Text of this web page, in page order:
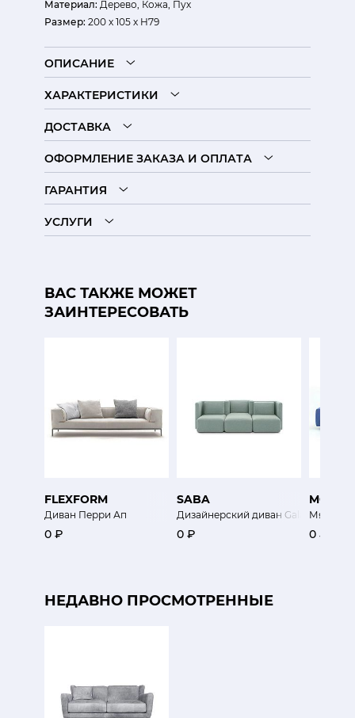
Материал: Дерево, Кожа, Пух
Размер: 200 x 105 х H79
ОПИСАНИЕ
ХАРАКТЕРИСТИКИ
ДОСТАВКА
ОФОРМЛЕНИЕ ЗАКАЗА И ОПЛАТА
ГАРАНТИЯ
УСЛУГИ
ВАС ТАКЖЕ МОЖЕТ
ЗАИНТЕРЕСОВАТЬ
FLEXFORM
Диван Перри Ап
0 ₽
SABA
Дизайнерский диван Gala
0 ₽
Мягкий
0 ₽
НЕДАВНО ПРОСМОТРЕННЫЕ